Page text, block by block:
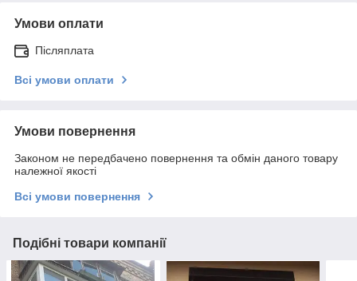
Умови оплати
Післяплата
Всі умови оплати
Умови повернення
Законом не передбачено повернення та обмін даного товару
належної якості
Всі умови повернення
Подібні товари компанії